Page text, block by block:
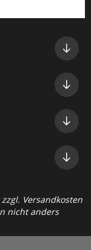
Versandkosten
nicht anders